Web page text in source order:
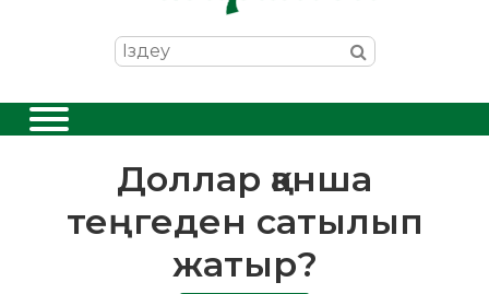
Доллар қанша
теңгеден сатылып
жатыр?